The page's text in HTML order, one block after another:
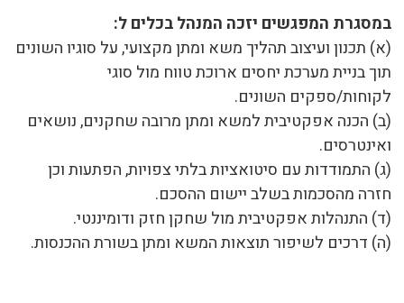
במסגרת המפגשים יזכה המנהל בכלים ל:
(א) תכנון ועיצוב תהליך משא ומתן מקצועי, על סוגיו השונים
תוך בניית מערכת יחסים ארוכת טווח מול סוגי
לקוחות/ספקים השונים.
(ב) הכנה אפקטיבית למשא ומתן מרובה שחקנים, נושאים
ואינטרסים.
(ג) התמודדות עם סיטואציות בלתי צפויות, הפתעות וכן
חזרה מהסכמות בשלב יישום ההסכם.
(ד) התנהלות אפקטיבית מול שחקן חזק ודומיננטי.
(ה) דרכים לשיפור תוצאות המשא ומתן בשורת ההכנסות.